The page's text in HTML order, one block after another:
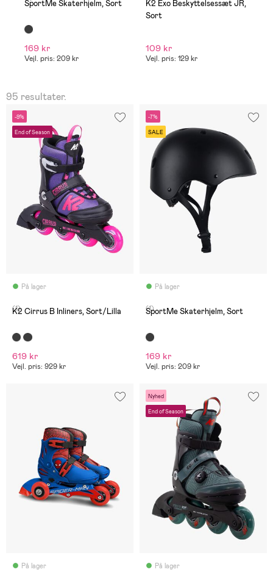
SportMe Skaterhjelm, Sort
169 kr
Vejl. pris: 209 kr
K2 Exo Beskyttelsessæt JR,
Sort
109 kr
Vejl. pris: 129 kr
95 resultater.
-9%
End of Season
På lager
(1)
K2 Cirrus B Inliners, Sort/Lilla
619 kr
Vejl. pris: 929 kr
-7%
SALE
På lager
(1)
SportMe Skaterhjelm, Sort
169 kr
Vejl. pris: 209 kr
På lager
Nyhed
End of Season
På lager